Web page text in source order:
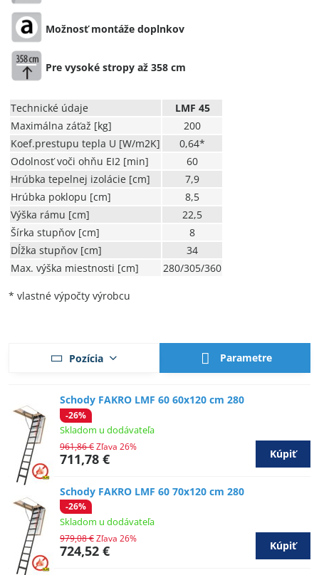
Možnosť montáže doplnkov
Pre vysoké stropy až 358 cm
Technické údaje
LMF 45
Maximálna záťaž [kg]
200
Koef.prestupu tepla U [W/m2K]
0,64*
Odolnosť voči ohňu EI2 [min]
60
Hrúbka tepelnej izolácie [cm]
7,9
Hrúbka poklopu [cm]
8,5
Výška rámu [cm]
22,5
Šírka stupňov [cm]
8
Dĺžka stupňov [cm]
34
Max. výška miestnosti [cm]
280/305/360
* vlastné výpočty výrobcu
Pozícia Parametre
Schody FAKRO LMF 60 60x120 cm 280
-26%
Skladom u dodávateľa
711,78 €
961,86 €Zľava 26%
Kúpiť
Schody FAKRO LMF 60 70x120 cm 280
-26%
Skladom u dodávateľa
724,52 €
979,08 €Zľava 26%
Kúpiť